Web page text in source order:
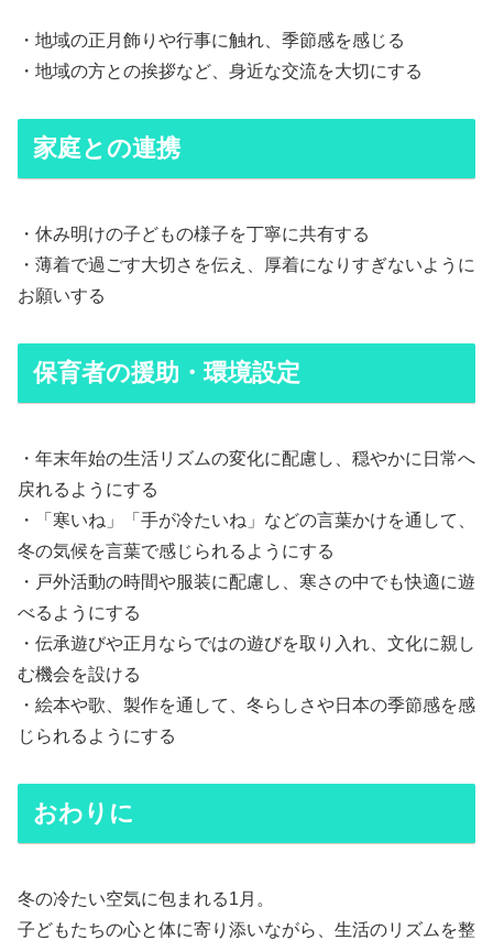
・地域の正月飾りや行事に触れ、季節感を感じる
・地域の方との挨拶など、身近な交流を大切にする
家庭との連携
・休み明けの子どもの様子を丁寧に共有する
・薄着で過ごす大切さを伝え、厚着になりすぎないように
お願いする
保育者の援助・環境設定
・年末年始の生活リズムの変化に配慮し、穏やかに日常へ
戻れるようにする
・「寒いね」「手が冷たいね」などの言葉かけを通して、
冬の気候を言葉で感じられるようにする
・戸外活動の時間や服装に配慮し、寒さの中でも快適に遊
べるようにする
・伝承遊びや正月ならではの遊びを取り入れ、文化に親し
む機会を設ける
・絵本や歌、製作を通して、冬らしさや日本の季節感を感
じられるようにする
おわりに
冬の冷たい空気に包まれる1月。
子どもたちの心と体に寄り添いながら、生活のリズムを整